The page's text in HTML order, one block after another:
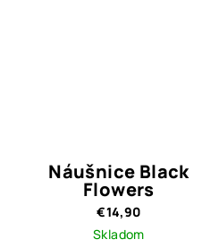
Náušnice Black
Flowers
€14,90
Skladom